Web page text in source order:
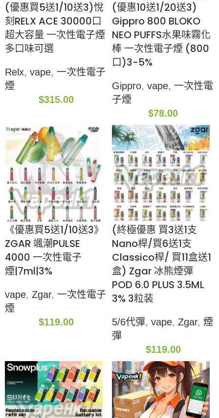
(優惠買5送1/10送3)悅
刻RELX ACE 30000口
超大容量 一次性電子煙
多口味可選
Relx, vape, 一次性電子
煙
$315.00
(優惠10送1/20送3)
Gippro 800 BLOKO
NEO PUFFS水果味霧化
棒 一次性電子煙 (800
口)3-5%
Gippro, vape, 一次性電
子煙
$78.00
《優惠買5送1/10送3》
ZGAR 颯潮PULSE
4000 一次性電子
煙|7ml|3%
vape, Zgar, 一次性電子
煙
$119.00
(終極優惠 買3送1支
Nano桿/買6送1支
Classico桿/ 買11盒送1
盒) Zgar 冰熊煙彈
POD 6.0 PLUS 3.5ML
3% 3粒装
5/6代彈, vape, Zgar, 煙
彈
$119.00